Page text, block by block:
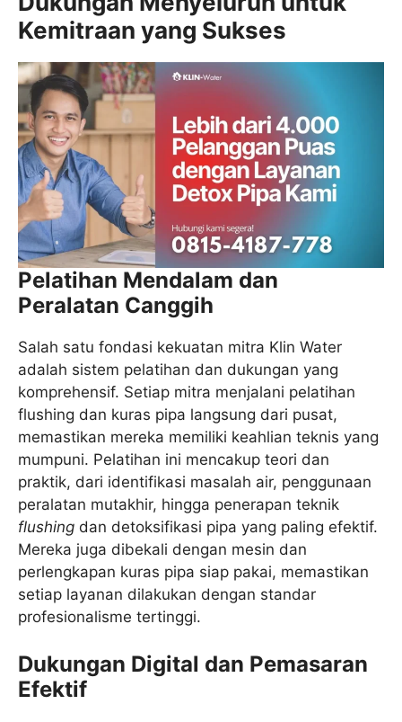
Kemitraan yang Sukses
Pelatihan Mendalam dan
Peralatan Canggih
Salah satu fondasi kekuatan mitra Klin Water
adalah sistem pelatihan dan dukungan yang
komprehensif. Setiap mitra menjalani pelatihan
flushing dan kuras pipa langsung dari pusat,
memastikan mereka memiliki keahlian teknis yang
mumpuni. Pelatihan ini mencakup teori dan
praktik, dari identifikasi masalah air, penggunaan
peralatan mutakhir, hingga penerapan teknik
flushing dan detoksifikasi pipa yang paling efektif.
Mereka juga dibekali dengan mesin dan
perlengkapan kuras pipa siap pakai, memastikan
setiap layanan dilakukan dengan standar
profesionalisme tertinggi.
Dukungan Digital dan Pemasaran
Efektif